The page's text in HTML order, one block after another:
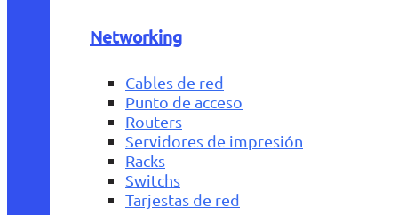
Networking
Cables de red
Punto de acceso
Routers
Servidores de impresión
Racks
Switchs
Tarjestas de red